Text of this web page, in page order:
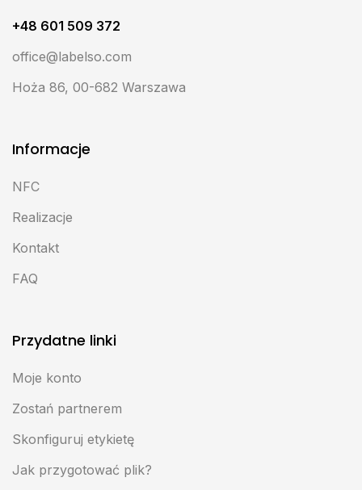
+48 601 509 372
office@labelso.com
Hoża 86, 00-682 Warszawa
Informacje
NFC
Realizacje
Kontakt
FAQ
Przydatne linki
Moje konto
Zostań partnerem
Skonfiguruj etykietę
Jak przygotować plik?